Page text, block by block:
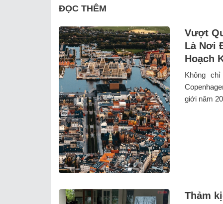
ĐỌC THÊM
Vượt
Là Nơi
Hoạch
Không
giới năm
Thảm